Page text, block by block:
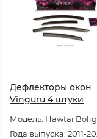
Дефлекторы окон
Vinguru 4 штуки
Модель: Hawtai
Года выпуска: 2011-